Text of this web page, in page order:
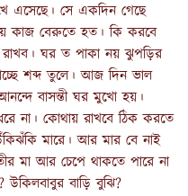
এসেছে। সে একদিন গেছে
কাজ বেরুতে হত। কি করবে
রাখব। ঘর ত পাকা নয় ঝুপড়ির
শব্দ তুলে। আজ দিন ভাল
বাসন্তী ঘর মুখো হয়।
না। কোথায় রাখবে ঠিক করতে
মারে। আর মার বে নাই
মা আর চেপে থাকতে পারে না
বাড়ি বুঝি?